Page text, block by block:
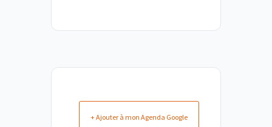
+ Ajouter à mon Agenda Google